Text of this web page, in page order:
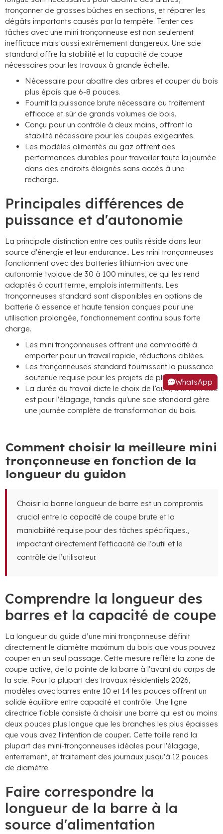
tronçonner de grosses bûches en sections, et réparer les
dégâts importants causés par la tempête. Tenter ces
tâches avec une mini tronçonneuse est non seulement
inefficace mais aussi extrêmement dangereux. Une scie
standard offre la stabilité et la capacité de coupe
nécessaires pour les travaux à grande échelle.
Nécessaire pour abattre des arbres et couper du bois
plus épais que 6-8 pouces.
Fournit la puissance brute nécessaire au traitement
efficace et sûr de grands volumes de bois.
Conçu pour un contrôle à deux mains, offrant la
stabilité nécessaire pour les coupes exigeantes.
Les modèles alimentés au gaz offrent des
performances durables pour travailler toute la journée
dans des endroits éloignés sans accès à une
recharge..
Principales différences de
puissance et d'autonomie
La principale distinction entre ces outils réside dans leur
source d'énergie et leur endurance.. Les mini tronçonneuses
fonctionnent avec des batteries lithium-ion avec une
autonomie typique de 30 à 100 minutes, ce qui les rend
adaptés à court terme, emplois intermittents. Les
tronçonneuses standard sont disponibles en options de
batterie à essence et haute tension conçues pour une
utilisation prolongée, fonctionnement continu sous forte
charge.
Les mini tronçonneuses offrent une commodité à
emporter pour un travail rapide, réductions ciblées.
Les tronçonneuses standard fournissent la puissance
soutenue requise pour les projets de plusieurs heures.
La durée du travail dicte le choix de l’outil; une mini scie
est pour l'élagage, tandis qu'une scie standard gère
une journée complète de transformation du bois.
Comment choisir la meilleure mini
tronçonneuse en fonction de la
longueur du guidon
Choisir la bonne longueur de barre est un compromis
crucial entre la capacité de coupe brute et la
maniabilité requise pour des tâches spécifiques.,
impactant directement l’efficacité de l’outil et le
contrôle de l’utilisateur.
Comprendre la longueur des
barres et la capacité de coupe
La longueur du guide d’une mini tronçonneuse définit
directement le diamètre maximum du bois que vous pouvez
couper en un seul passage. Cette mesure reflète la zone de
coupe active, de la pointe de la barre à l'avant du corps de
la scie. Pour la plupart des travaux résidentiels 2026,
modèles avec barres entre 10 et 14 les pouces offrent un
solide équilibre entre capacité et contrôle. Une ligne
directrice fiable consiste à choisir une barre qui est au moins
deux pouces plus longue que les branches les plus épaisses
que vous avez l'intention de couper.. Cette taille rend la
plupart des mini-tronçonneuses idéales pour l'élagage,
enterrement, et traitement des journaux jusqu'à 12 pouces
de diamètre.
Faire correspondre la
longueur de la barre à la
source d'alimentation
WhatsApp